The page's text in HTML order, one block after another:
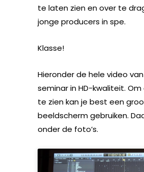
te laten zien en over te
jonge producers in spe.
Klasse!
Hieronder de hele video
seminar in HD-kwaliteit.
te zien kan je best een
beeldscherm gebruiken.
onder de foto’s.